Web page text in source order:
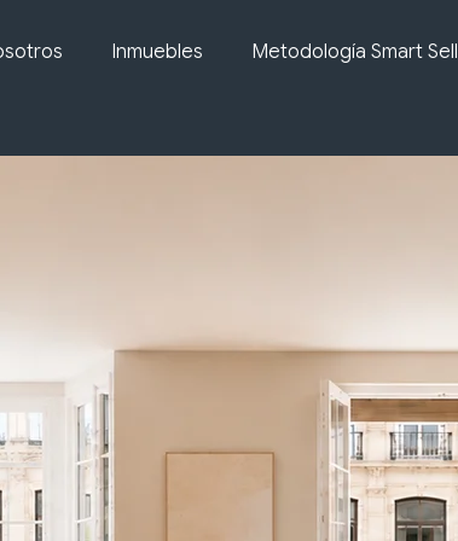
Inmuebles Metodología Smart Sell